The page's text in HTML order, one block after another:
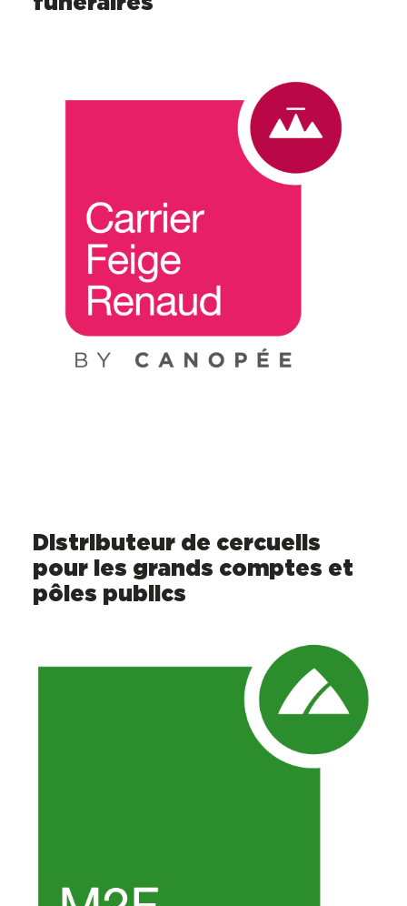
Distributeur de cercueils
pour les grands comptes et
pôles publics